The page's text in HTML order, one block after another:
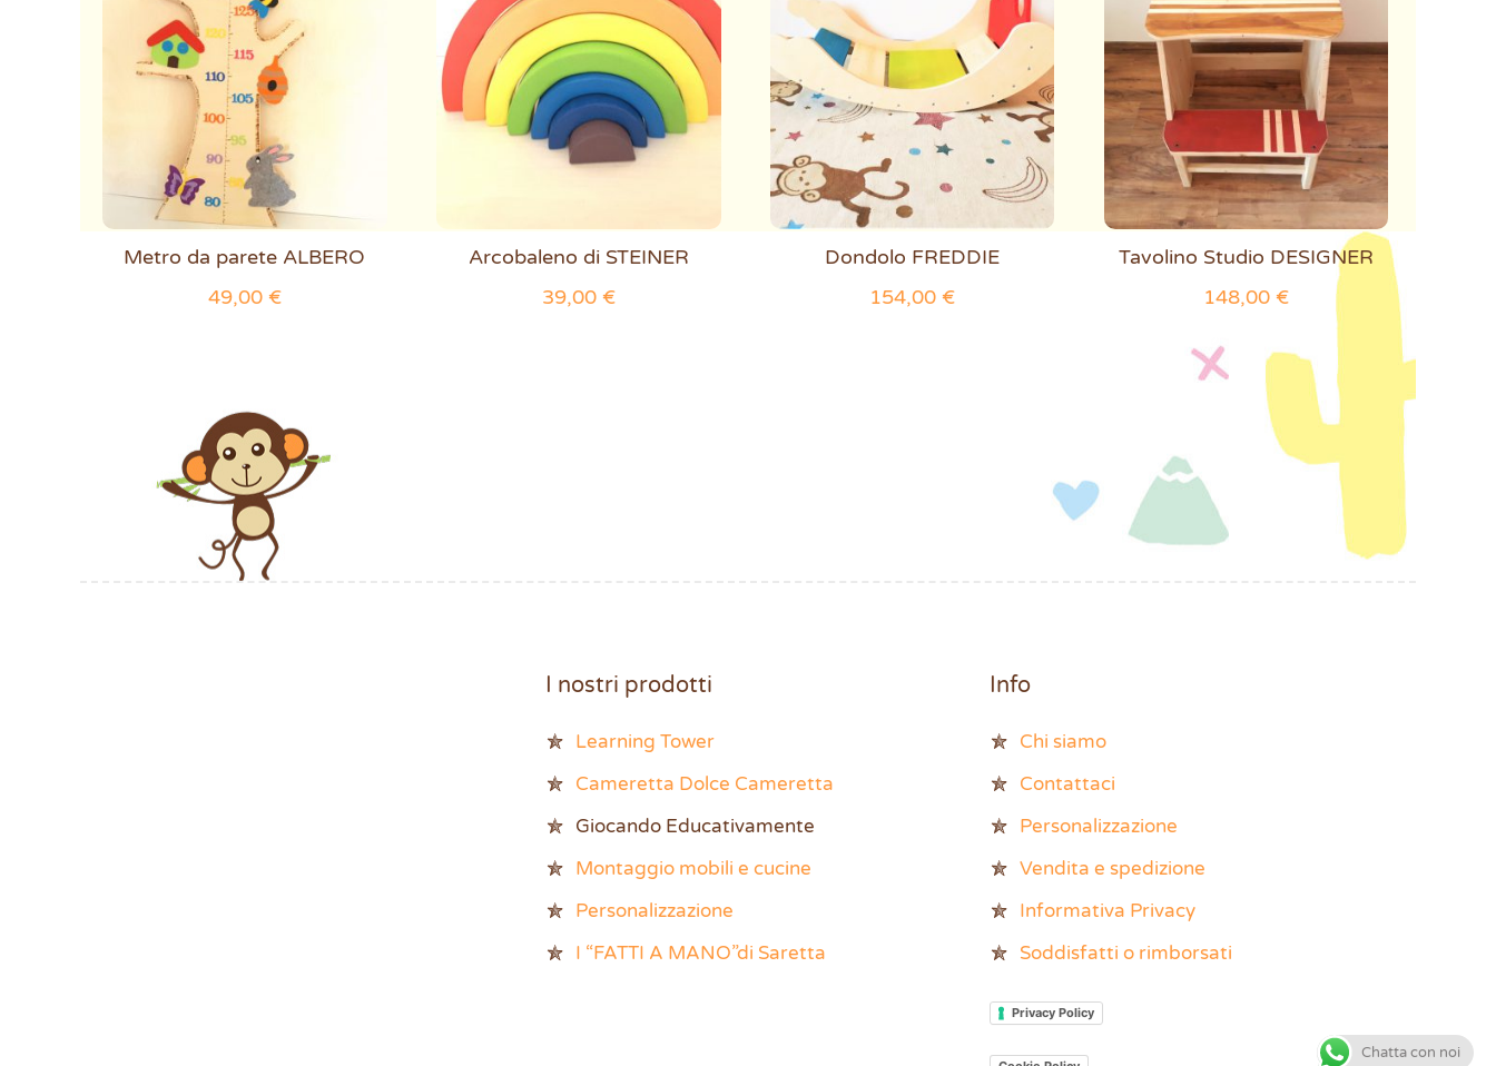
Metro da parete ALBERO
49,00 €
Arcobaleno di STEINER
39,00 €
Dondolo FREDDIE
154,00€
Tavolino Studio DESIGNER
148,00 €
I nostri prodotti
Learning Tower
Cameretta Dolce Cameretta
Giocando Educativamente
Montaggio mobili e cucine
Personalizzazione
I “FATTI A MANO”di Saretta
Info
Chi siamo
Contattaci
Personalizzazione
Vendita e spedizione
Informativa Privacy
Soddisfatti o rimborsati
Privacy Policy
Chatta con noi